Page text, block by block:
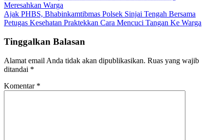
Meresahkan Warga
Ajak PHBS, Bhabinkamtibmas Polsek Sinjai Tengah Bersama
Petugas Kesehatan Praktekkan Cara Mencuci Tangan Ke Warga
Tinggalkan Balasan
Alamat email Anda tidak akan dipublikasikan. Ruas yang wajib
ditandai *
Komentar *